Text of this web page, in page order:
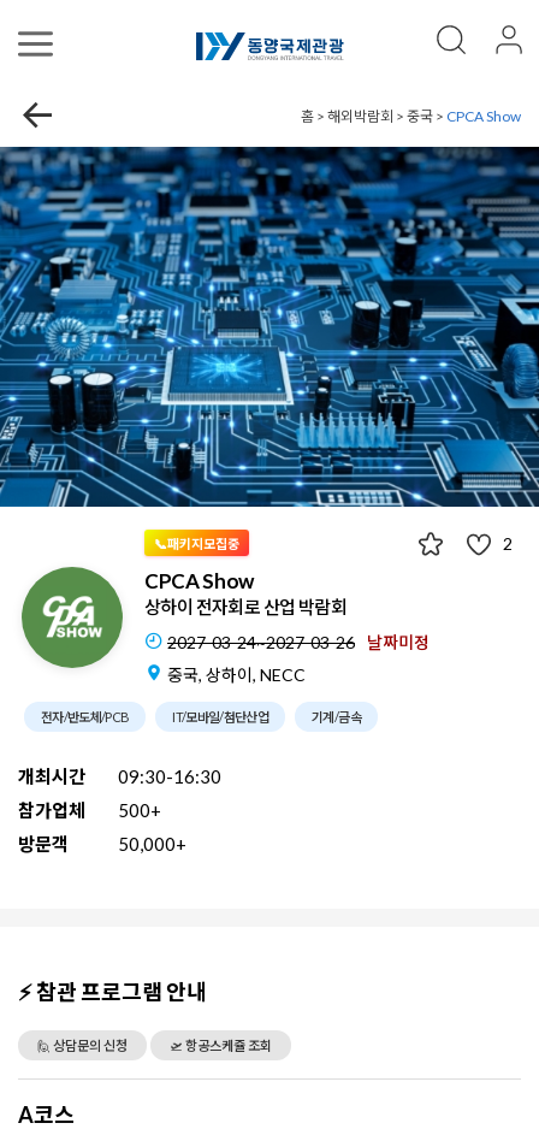
홈 > 해외박람회 > 중국 > CPCA Show
📞패키지모집중 2
CPCA Show
상하이 전자회로 산업 박람회
2027-03-24~2027-03-26
날짜미정
중국, 상하이, NECC
전자/반도체/PCB IT/모바일/첨단산업 기계/금속
개최시간
09:30-16:30
참가업체
500+
방문객
50,000+
⚡ 참관 프로그램 안내
🙋 상담문의 신청 🛫 항공스케쥴 조회
A코스